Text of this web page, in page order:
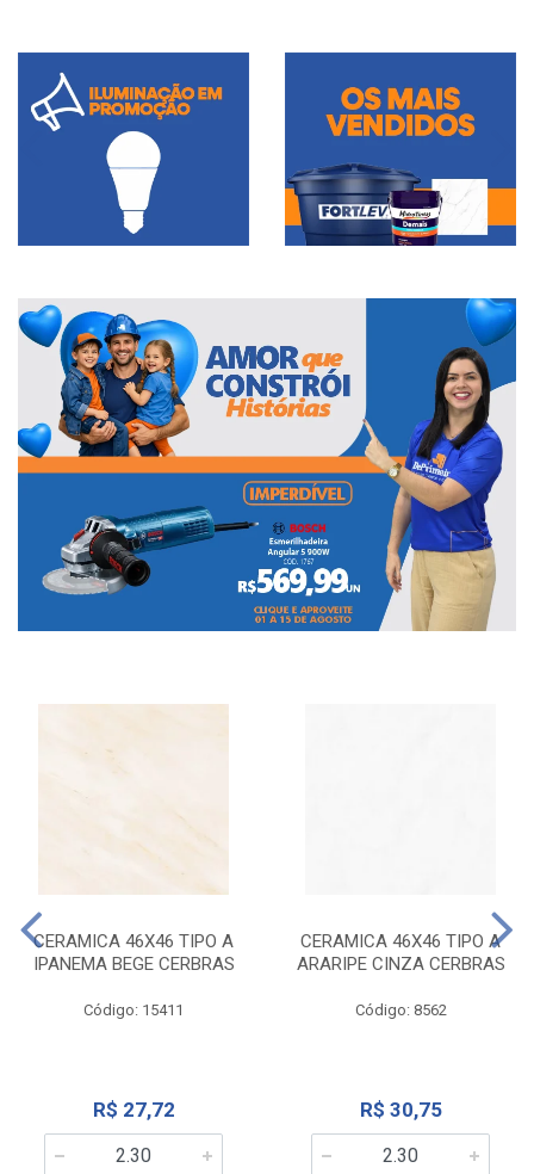
CERAMICA 46X46 TIPO A
IPANEMA BEGE CERBRAS
Código: 15411
R$ 27,72
CERAMICA 46X46 TIPO A
ARARIPE CINZA CERBRAS
Código: 8562
R$ 30,75